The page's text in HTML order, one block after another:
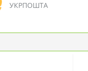
УКРПОШТА